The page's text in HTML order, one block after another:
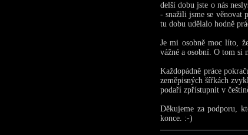
delší dobu jste o nás
- snažili jsme se věnovat
tu dobu udělalo hodně
Je mi osobně moc líto,
vážné a osobní. O tom si
Každopádně práce
zeměpisných šířkách
podaří zpřístupnit v
Děkujeme za podporu,
konce. :-)